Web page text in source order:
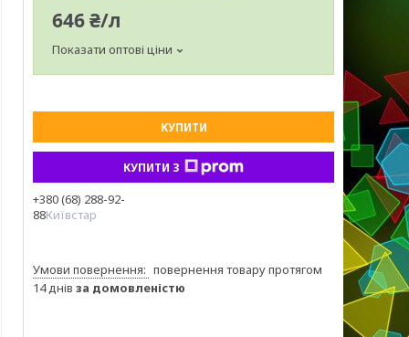
646 ₴/л
Показати оптові ціни
КУПИТИ
КУПИТИ З
+380 (68) 288-92-
88Київстар
повернення товару протягом
14 днів за домовленістю